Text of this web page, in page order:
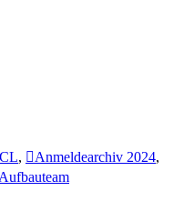
, Anmeldearchiv 2024,